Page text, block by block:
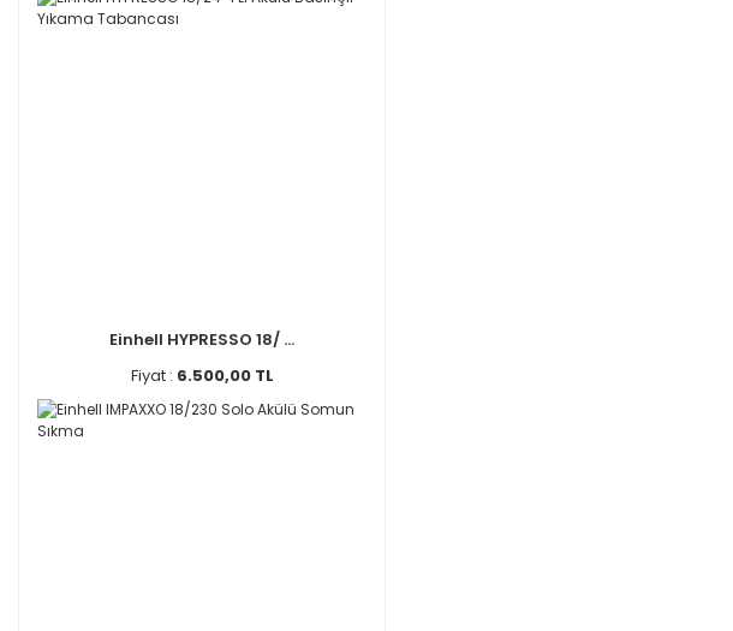
Einhell HYPRESSO 18/ ...
Fiyat : 6.500,00 TL